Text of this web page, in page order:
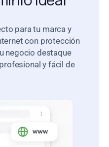
para tu marca y
con protección
negocio destaque
y fácil de